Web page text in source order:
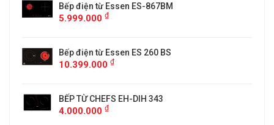
Bếp điện từ Essen ES-867BM
5.999.000 ₫
Bếp điện từ Essen ES 260 BS
10.399.000 ₫
BẾP TỪ CHEFS EH-DIH 343
4.000.000 ₫